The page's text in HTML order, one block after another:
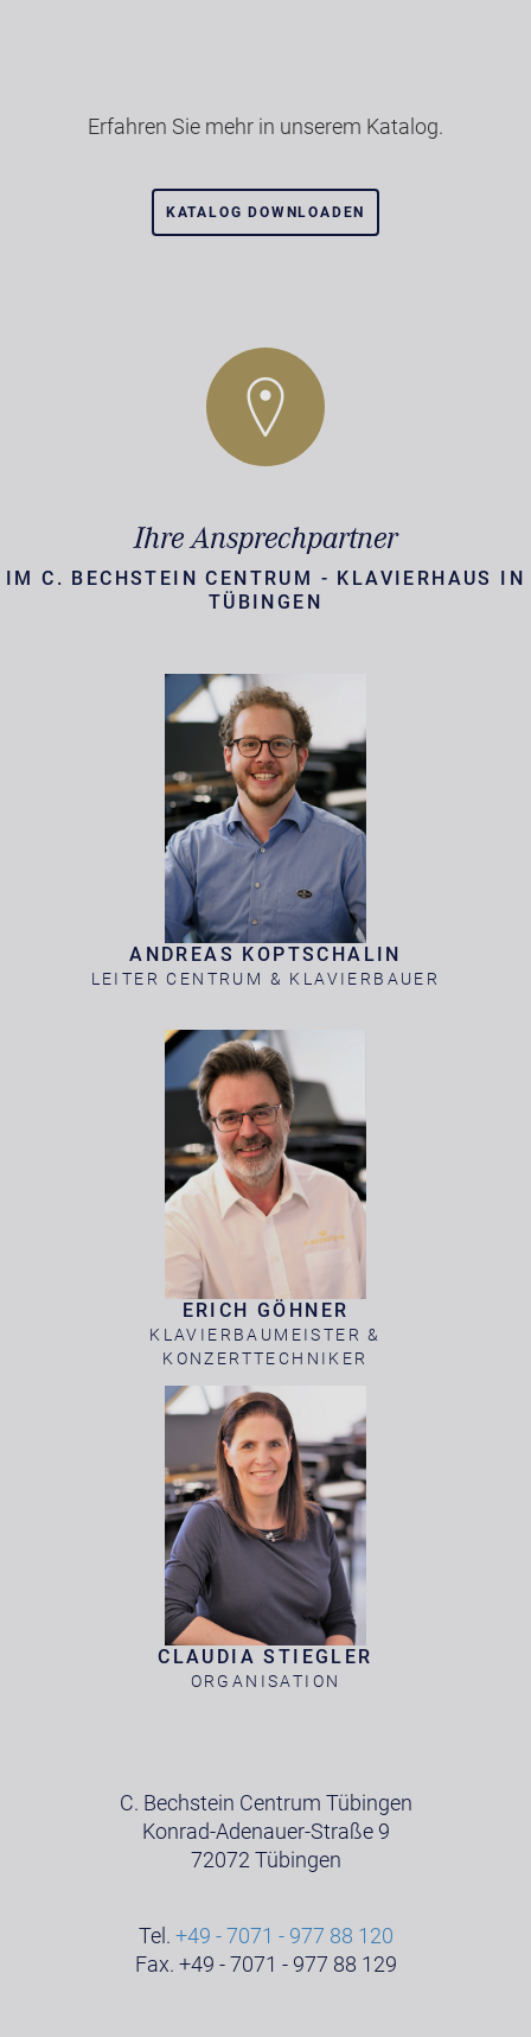
Erfahren Sie mehr in unserem Katalog.
KATALOG DOWNLOADEN
Ihre Ansprechpartner
IM C. BECHSTEIN CENTRUM - KLAVIERHAUS IN
TÜBINGEN
ANDREAS KOPTSCHALIN
LEITER CENTRUM & KLAVIERBAUER
ERICH GÖHNER
KLAVIERBAUMEISTER &
KONZERTTECHNIKER
CLAUDIA STIEGLER
ORGANISATION
C. Bechstein Centrum Tübingen
Konrad-Adenauer-Straße 9
72072 Tübingen
Tel. +49 - 7071 - 977 88 120
Fax. +49 - 7071 - 977 88 129